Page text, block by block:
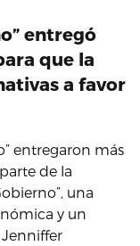
entregó
que la
a favor
entregaron más
de la
una
y un